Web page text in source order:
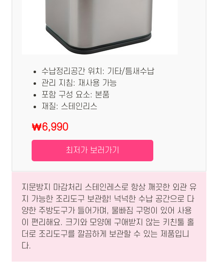
수납정리공간 위치: 기타/틈새수납
관리 지침: 재사용 가능
포함 구성 요소: 본품
재질: 스테인리스
₩6,990
최저가 보러가기
지문방지 마감처리 스테인레스로 항상 깨끗한 외관 유
지 가능한 조리도구 보관함! 넉넉한 수납 공간으로 다
양한 주방도구가 들어가며, 물빠짐 구멍이 있어 사용
이 편리해요. 크기와 모양에 구애받지 않는 키친툴 홀
더로 조리도구를 깔끔하게 보관할 수 있는 제품입니
다.